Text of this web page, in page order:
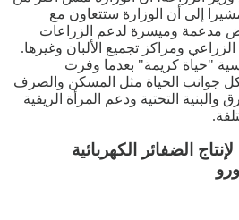
إلى أن الوزارة ستتعاون مع
مدعمة وميسرة لدعم الزراعات
الزراعي ومراكز تجميع الألبان وغيرها.
"حياة كريمة" بعدما وفرت
جوانب الحياة مثل المسكن والصرف
التحتية ودعم المرأة الريفية
الضفائر الكهربائية